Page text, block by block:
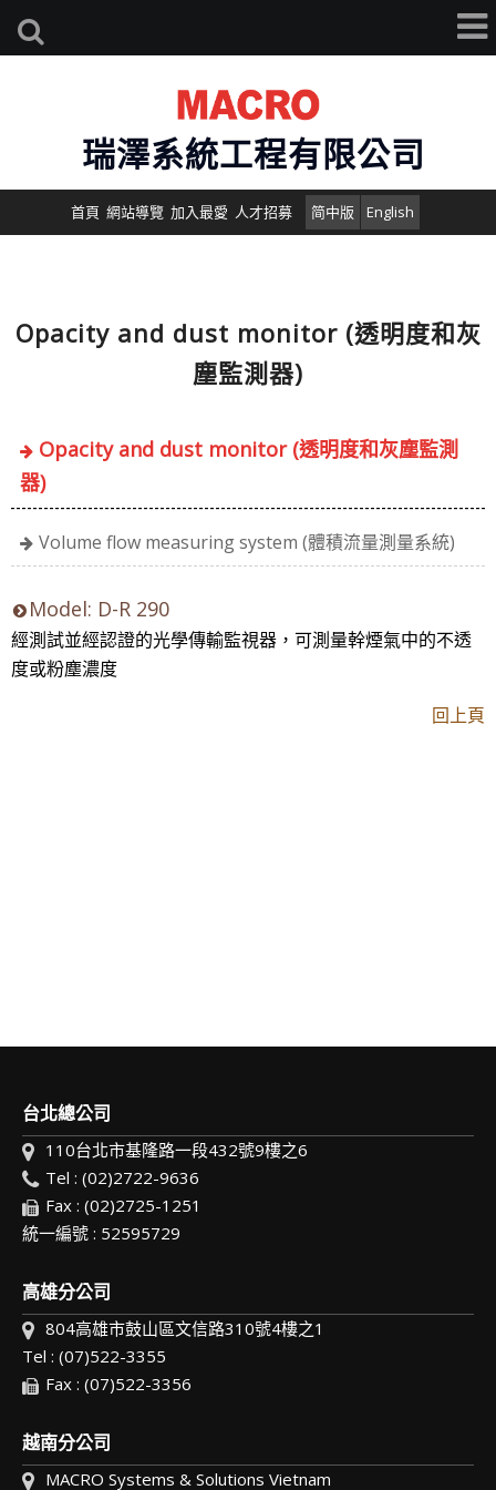
瑞澤系統工程有限公司
首頁 網站導覽 加入最愛 人才招募 简中版 English
Opacity and dust monitor (透明度和灰
塵監測器)
Opacity and dust monitor (透明度和灰塵監測
器)
Volume flow measuring system (體積流量測量系統)
Model: D-R 290
經測試並經認證的光學傳輸監視器，可測量幹煙氣中的不透
度或粉塵濃度
回上頁
台北總公司
110台北市基隆路一段432號9樓之6
Tel : (02)2722-9636
Fax : (02)2725-1251
統一編號 : 52595729
高雄分公司
804高雄市鼓山區文信路310號4樓之1
Tel : (07)522-3355
Fax : (07)522-3356
越南分公司
MACRO Systems & Solutions Vietnam